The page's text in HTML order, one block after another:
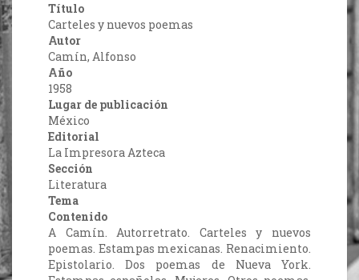
Título
Carteles y nuevos poemas
Autor
Camín, Alfonso
Año
1958
Lugar de publicación
México
Editorial
La Impresora Azteca
Sección
Literatura
Tema
Contenido
A Camín. Autorretrato. Carteles y nuevos
poemas. Estampas mexicanas. Renacimiento.
Epistolario. Dos poemas de Nueva York.